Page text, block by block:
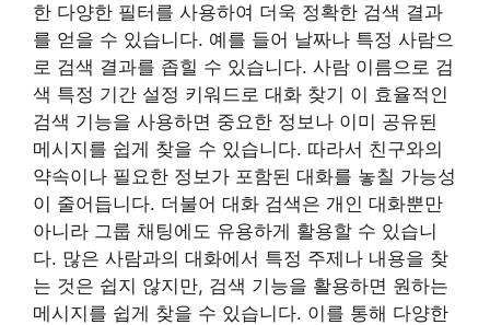
한 다양한 필터를 사용하여 더욱 정확한 검색 결과
를 얻을 수 있습니다. 예를 들어 날짜나 특정 사람으
로 검색 결과를 좁힐 수 있습니다. 사람 이름으로 검
색 특정 기간 설정 키워드로 대화 찾기 이 효율적인
검색 기능을 사용하면 중요한 정보나 이미 공유된
메시지를 쉽게 찾을 수 있습니다. 따라서 친구와의
약속이나 필요한 정보가 포함된 대화를 놓칠 가능성
이 줄어듭니다. 더불어 대화 검색은 개인 대화뿐만
아니라 그룹 채팅에도 유용하게 활용할 수 있습니
다. 많은 사람과의 대화에서 특정 주제나 내용을 찾
는 것은 쉽지 않지만, 검색 기능을 활용하면 원하는
메시지를 쉽게 찾을 수 있습니다. 이를 통해 다양한